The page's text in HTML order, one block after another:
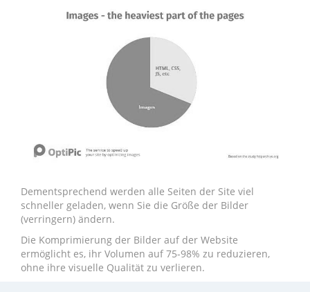
Dementsprechend werden alle Seiten der Site viel
schneller geladen, wenn Sie die Größe der Bilder
(verringern) ändern.
Die Komprimierung der Bilder auf der Website
ermöglicht es, ihr Volumen auf 75-98% zu reduzieren,
ohne ihre visuelle Qualität zu verlieren.